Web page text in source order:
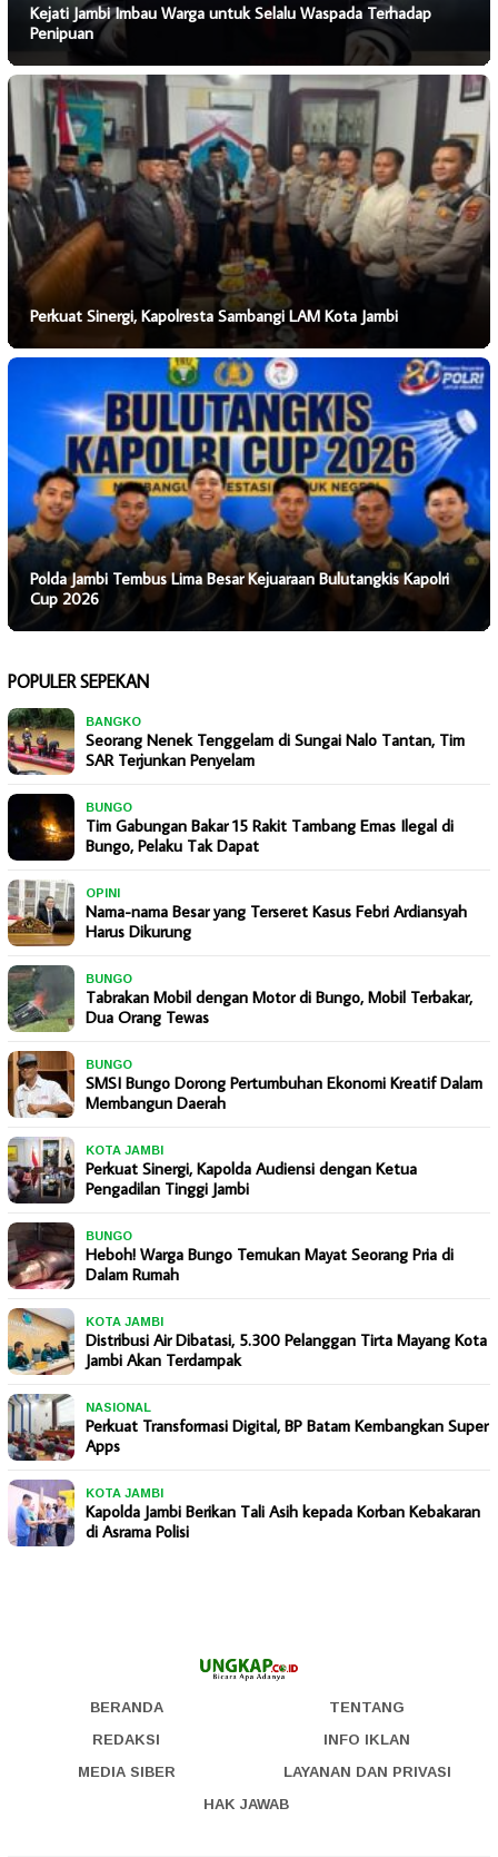
Kejati Jambi Imbau Warga untuk Selalu Waspada Terhadap
Penipuan
Perkuat Sinergi, Kapolresta Sambangi LAM Kota Jambi
Polda Jambi Tembus Lima Besar Kejuaraan Bulutangkis Kapolri
Cup 2026
POPULER SEPEKAN
BANGKO
Seorang Nenek Tenggelam di Sungai Nalo Tantan, Tim
SAR Terjunkan Penyelam
BUNGO
Tim Gabungan Bakar 15 Rakit Tambang Emas Ilegal di
Bungo, Pelaku Tak Dapat
OPINI
Nama-nama Besar yang Terseret Kasus Febri Ardiansyah
Harus Dikurung
BUNGO
Tabrakan Mobil dengan Motor di Bungo, Mobil Terbakar,
Dua Orang Tewas
BUNGO
SMSI Bungo Dorong Pertumbuhan Ekonomi Kreatif Dalam
Membangun Daerah
KOTA JAMBI
Perkuat Sinergi, Kapolda Audiensi dengan Ketua
Pengadilan Tinggi Jambi
BUNGO
Heboh! Warga Bungo Temukan Mayat Seorang Pria di
Dalam Rumah
KOTA JAMBI
Distribusi Air Dibatasi, 5.300 Pelanggan Tirta Mayang Kota
Jambi Akan Terdampak
NASIONAL
Perkuat Transformasi Digital, BP Batam Kembangkan Super
Apps
KOTA JAMBI
Kapolda Jambi Berikan Tali Asih kepada Korban Kebakaran
di Asrama Polisi
BERANDA
TENTANG
REDAKSI
INFO IKLAN
MEDIA SIBER
LAYANAN DAN PRIVASI
HAK JAWAB